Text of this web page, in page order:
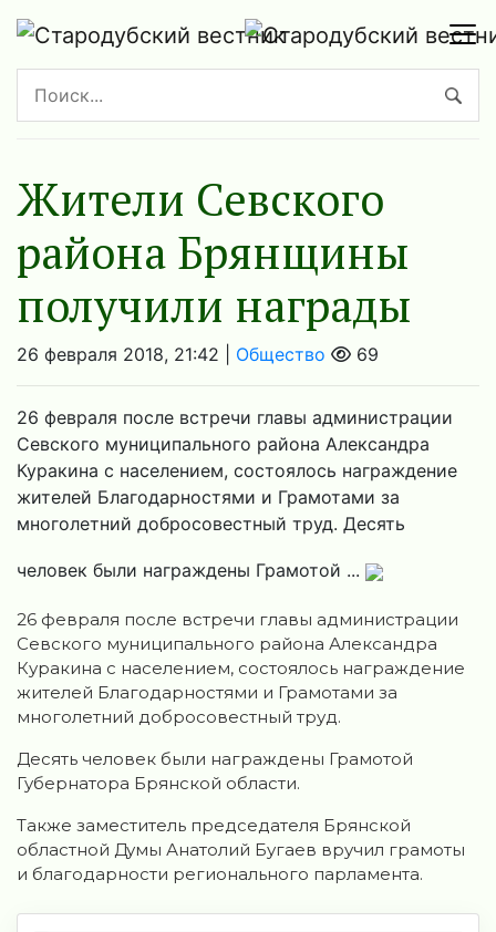
Жители Севского
района Брянщины
получили награды
26 февраля 2018, 21:42 | Общество 69
26 февраля после встречи главы администрации
Севского муниципального района Александра
Куракина с населением, состоялось награждение
жителей Благодарностями и Грамотами за
многолетний добросовестный труд. Десять
человек были награждены Грамотой ...
26 февраля после встречи главы администрации
Севского муниципального района Александра
Куракина с населением, состоялось награждение
жителей Благодарностями и Грамотами за
многолетний добросовестный труд.
Десять человек были награждены Грамотой
Губернатора Брянской области.
Также заместитель председателя Брянской
областной Думы Анатолий Бугаев вручил грамоты
и благодарности регионального парламента.